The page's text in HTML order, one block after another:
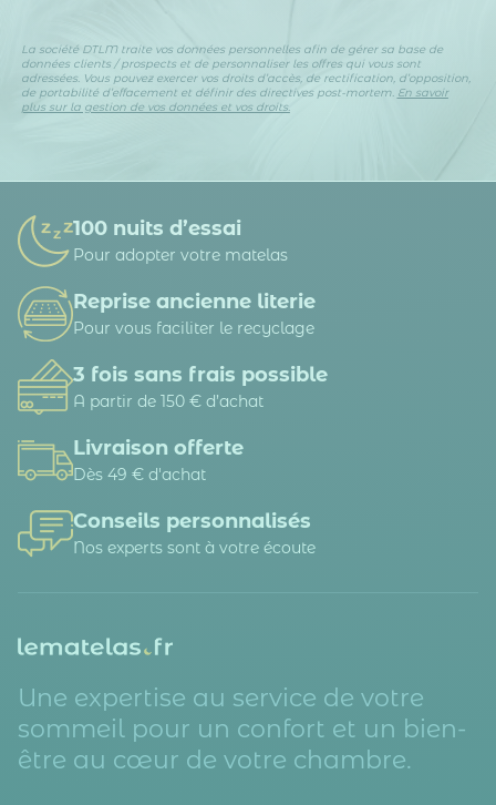
La société DTLM traite vos données personnelles afin de gérer sa base de
données clients / prospects et de personnaliser les offres qui vous sont
adressées. Vous pouvez exercer vos droits d’accès, de rectification, d’opposition,
de portabilité d’effacement et définir des directives post-mortem. En savoir
plus sur la gestion de vos données et vos droits.
100 nuits d’essai
Pour adopter votre matelas
Reprise ancienne literie
Pour vous faciliter le recyclage
3 fois sans frais possible
A partir de 150 € d’achat
Livraison offerte
Dès 49 € d'achat
Conseils personnalisés
Nos experts sont à votre écoute
Une expertise au service de votre
sommeil pour un confort et un bien-
être au cœur de votre chambre.